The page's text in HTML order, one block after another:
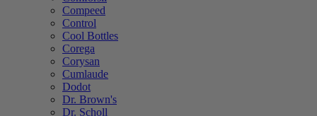
Compeed
Control
Cool Bottles
Corega
Corysan
Cumlaude
Dodot
Dr. Brown's
Dr. Scholl